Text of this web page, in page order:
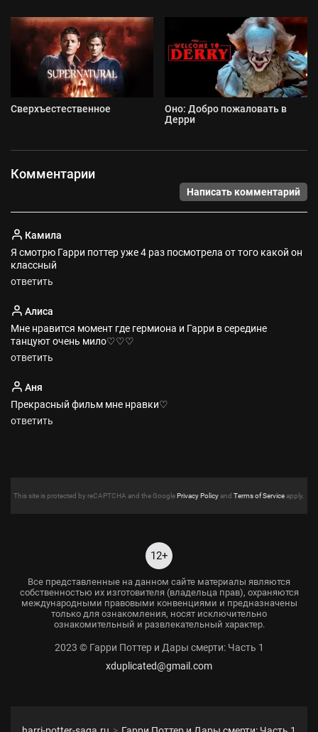
Сверхъестественное
Оно: Добро пожаловать в
Дерри
Комментарии
Написать комментарий
Камила
Я смотрю Гарри поттер уже 4 раз посмотрела от того какой он
классный
ответить
Алиса
Мне нравится момент где гермиона и Гарри в середине
танцуют очень мило♡♡♡
ответить
Аня
Прекрасный фильм мне нравки♡
ответить
This site is protected by reCAPTCHA and the Google Privacy Policyand Terms of Serviceapply.
12+
Все представленные на данном сайте материалы являются
собственностью их изготовителя (владельца прав), охраняются
международными правовыми конвенциями и предназначены
только для ознакомления, носят исключительно
ознакомительный и развлекательный характер.
2023 © Гарри Поттер и Дары смерти: Часть 1
xduplicated@gmail.com